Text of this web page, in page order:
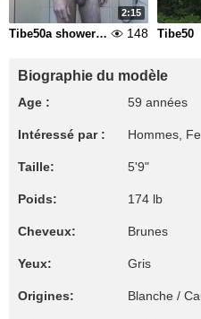
2:15
Tibe50a shower mai 2025 148 Tibe50
Biographie du modèle
Age : 59 années
Intéressé par : Hommes,
Taille: 5'9"
Poids: 174 lb
Cheveux: Brunes
Yeux: Gris
Origines: Blanche /